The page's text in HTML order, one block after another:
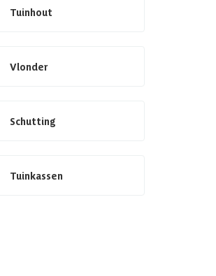
Tuinhout
Vlonder
Schutting
Tuinkassen